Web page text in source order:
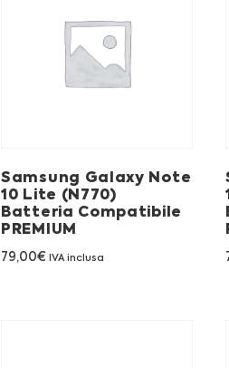
Samsung Galaxy Note
10 Lite (N770)
Batteria Compatibile
PREMIUM
79,00€ IVA inclusa